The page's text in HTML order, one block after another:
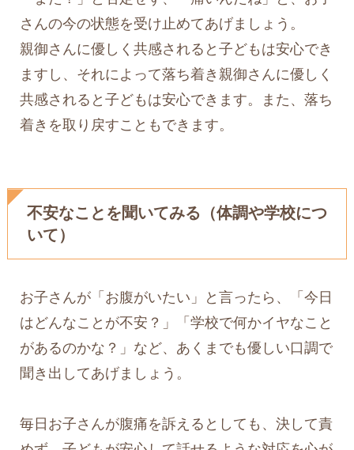
さんの今の状態を受け止めてあげましょう。
親御さんに優しく共感されると子どもは安心でき
ますし、それによって落ち着き親御さんに優しく
共感されると子どもは安心できます。また、落ち
着きを取り戻すこともできます。
不安なことを聞いてみる（体調や学校につ
いて）
お子さんが「お腹がいたい」と言ったら、「今日
はどんなことが不安？」「学校で何かイヤなこと
があるのかな？」など、あくまでも優しい口調で
聞き出してあげましょう。
毎日お子さんが腹痛を訴えるとしても、決して責